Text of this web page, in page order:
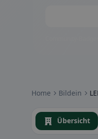
Home Bildein
Übersicht